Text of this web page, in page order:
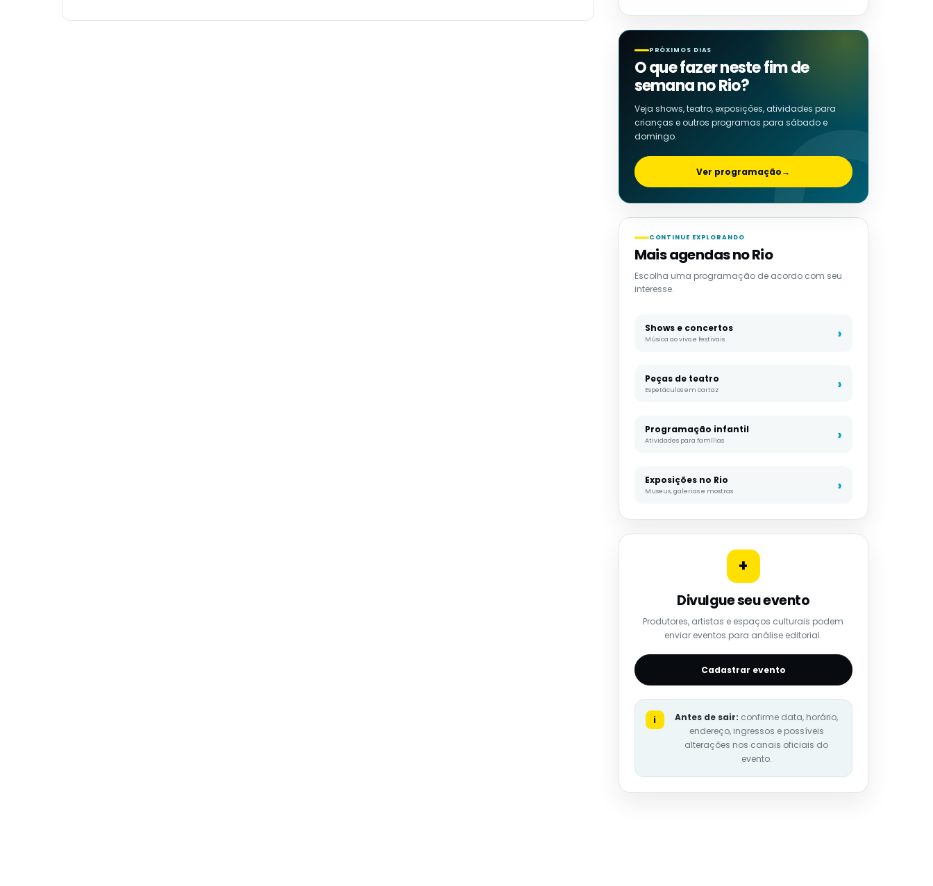
PRÓXIMOS DIAS
O que fazer neste fim de
semana no Rio?
Veja shows, teatro, exposições, atividades para
crianças e outros programas para sábado e
domingo.
Ver programação→
CONTINUE EXPLORANDO
Mais agendas no Rio
Escolha uma programação de acordo com seu
interesse.
Shows e concertos
Música ao vivo e festivais
Peças de teatro
Espetáculos em cartaz
Programação infantil
Atividades para famílias
Exposições no Rio
Museus, galerias e mostras
+
Divulgue seu evento
Produtores, artistas e espaços culturais podem
enviar eventos para análise editorial.
Cadastrar evento
i Antes de sair: confirme data, horário,
endereço, ingressos e possíveis
alterações nos canais oficiais do
evento.